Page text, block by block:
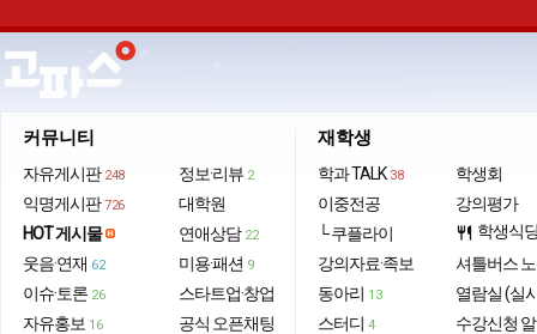
커뮤니티
자유게시판 248
익명게시판 726
HOT 게시물
웃음·연재 62
이슈·토론 26
자유홍보 16
정보·리뷰 2
대학원
연애상담 22
미용·패션 9
스타트업·창업
공식 오픈채팅
재학생
학과 TALK 38
이중전공
└ 쿠플라이
강의자료·족보
동아리 13
스터디 4
학생회
강의평가
restaurant 학생식
셔틀버스
열람실 (실
수강신청